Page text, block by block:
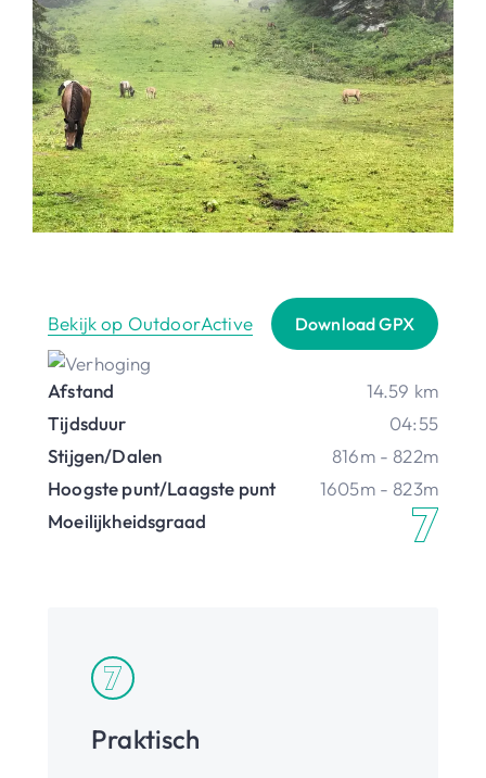
Bekijk op OutdoorActive Download GPX
Afstand
14.59 km
Tijdsduur
04:55
Stijgen/Dalen
816m - 822m
Hoogste punt/Laagste punt
1605m - 823m
Moeilijkheidsgraad
Praktisch